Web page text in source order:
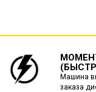
Машина
заказа